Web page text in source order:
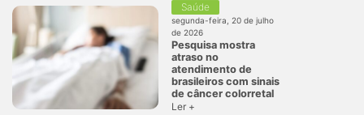
Saúde
segunda-feira, 20 de julho
de 2026
Pesquisa mostra
atraso no
atendimento de
brasileiros com sinais
de câncer colorretal
Ler +